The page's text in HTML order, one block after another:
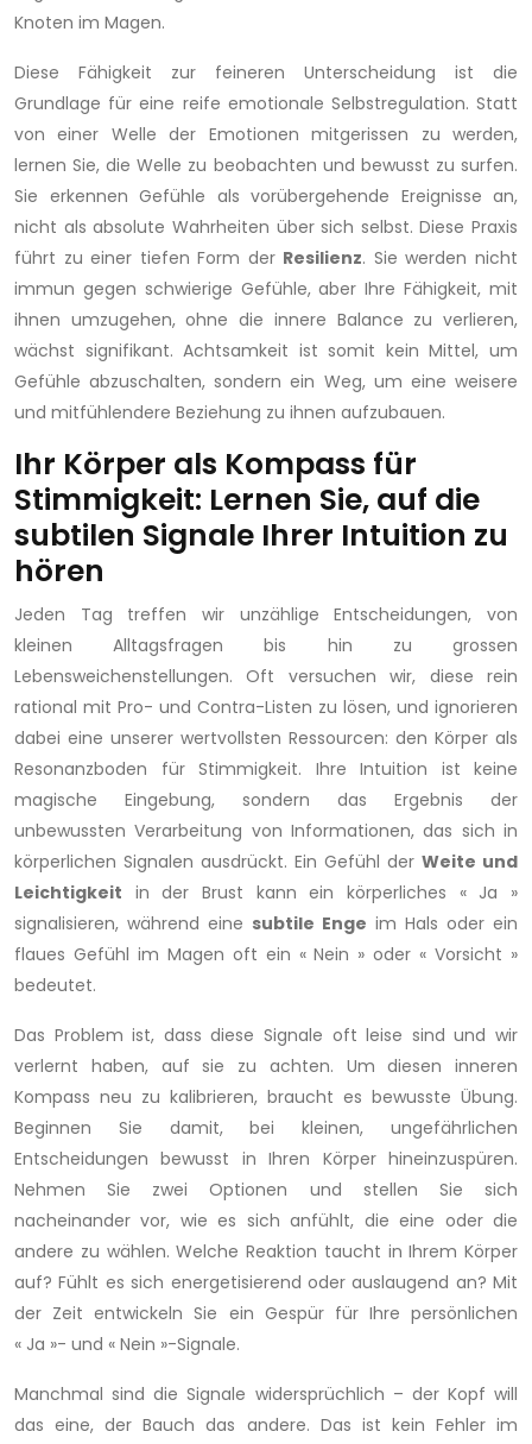
Knoten im Magen.
Diese Fähigkeit zur feineren Unterscheidung ist die
Grundlage für eine reife emotionale Selbstregulation. Statt
von einer Welle der Emotionen mitgerissen zu werden,
lernen Sie, die Welle zu beobachten und bewusst zu surfen.
Sie erkennen Gefühle als vorübergehende Ereignisse an,
nicht als absolute Wahrheiten über sich selbst. Diese Praxis
führt zu einer tiefen Form der Resilienz. Sie werden nicht
immun gegen schwierige Gefühle, aber Ihre Fähigkeit, mit
ihnen umzugehen, ohne die innere Balance zu verlieren,
wächst signifikant. Achtsamkeit ist somit kein Mittel, um
Gefühle abzuschalten, sondern ein Weg, um eine weisere
und mitfühlendere Beziehung zu ihnen aufzubauen.
Ihr Körper als Kompass für
Stimmigkeit: Lernen Sie, auf die
subtilen Signale Ihrer Intuition zu
hören
Jeden Tag treffen wir unzählige Entscheidungen, von
kleinen Alltagsfragen bis hin zu grossen
Lebensweichenstellungen. Oft versuchen wir, diese rein
rational mit Pro- und Contra-Listen zu lösen, und ignorieren
dabei eine unserer wertvollsten Ressourcen: den Körper als
Resonanzboden für Stimmigkeit. Ihre Intuition ist keine
magische Eingebung, sondern das Ergebnis der
unbewussten Verarbeitung von Informationen, das sich in
körperlichen Signalen ausdrückt. Ein Gefühl der Weite und
Leichtigkeit in der Brust kann ein körperliches « Ja »
signalisieren, während eine subtile Enge im Hals oder ein
flaues Gefühl im Magen oft ein « Nein » oder « Vorsicht »
bedeutet.
Das Problem ist, dass diese Signale oft leise sind und wir
verlernt haben, auf sie zu achten. Um diesen inneren
Kompass neu zu kalibrieren, braucht es bewusste Übung.
Beginnen Sie damit, bei kleinen, ungefährlichen
Entscheidungen bewusst in Ihren Körper hineinzuspüren.
Nehmen Sie zwei Optionen und stellen Sie sich
nacheinander vor, wie es sich anfühlt, die eine oder die
andere zu wählen. Welche Reaktion taucht in Ihrem Körper
auf? Fühlt es sich energetisierend oder auslaugend an? Mit
der Zeit entwickeln Sie ein Gespür für Ihre persönlichen
« Ja »- und « Nein »-Signale.
Manchmal sind die Signale widersprüchlich – der Kopf will
das eine, der Bauch das andere. Das ist kein Fehler im